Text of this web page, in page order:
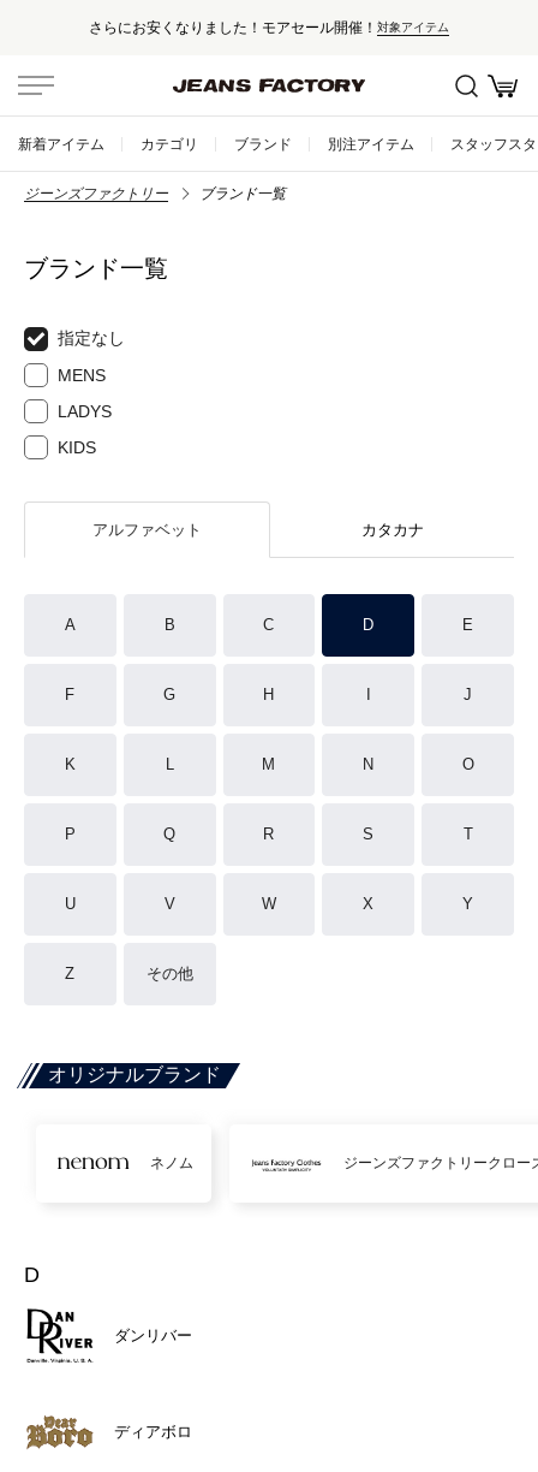
さらにお安くなりました！モアセール開催！ 対象アイテム
新着アイテム カテゴリ ブランド 別注アイテム スタッフス
ジーンズファクトリー ブランド一覧
ブランド一覧
指定なし
MENS
LADYS
KIDS
アルファベット カタカナ
A B C D E
F G H J
K L M N O
P Q R S T
U V W X Y
Z その他
オリジナルブランド
ネノム ジーンズファクトリークロー
D
ダンリバー
ディアボロ